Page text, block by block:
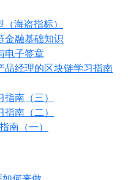
（海盗指标）
金融基础知识
电子签章
品经理的区块链学习指南
南（三）
南（二）
南（一）